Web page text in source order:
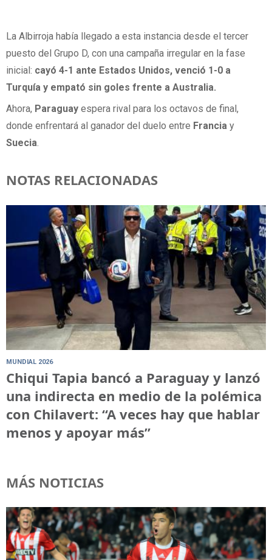
La Albirroja había llegado a esta instancia desde el tercer
puesto del Grupo D, con una campaña irregular en la fase
inicial: cayó 4-1 ante Estados Unidos, venció 1-0 a
Turquía y empató sin goles frente a Australia.
Ahora, Paraguay espera rival para los octavos de final,
donde enfrentará al ganador del duelo entre Francia y
Suecia.
NOTAS RELACIONADAS
MUNDIAL 2026
Chiqui Tapia bancó a Paraguay y lanzó
una indirecta en medio de la polémica
con Chilavert: “A veces hay que hablar
menos y apoyar más”
MÁS NOTICIAS